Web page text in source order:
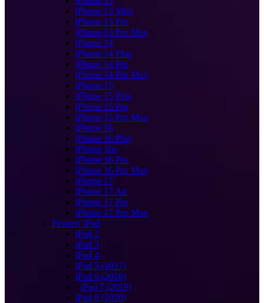
iPhone 13 Mini
iPhone 13 Pro
iPhone 13 Pro Max
iPhone 14
iPhone 14 Plus
iPhone 14 Pro
iPhone 14 Pro Max
iPhone 15
iPhone 15 Plus
iPhone 15 Pro
iPhone 15 Pro Max
iPhone 16
iPhone 16 Plus
iPhone 16e
iPhone 16 Pro
iPhone 16 Pro Max
iPhone 17
iPhone 17 Air
iPhone 17 Pro
iPhone 17 Pro Max
Ремонт iPad
iPad 2
iPad 3
iPad 4
iPad 5 (2017)
iPad 6 (2018)
>iPad 7 (2019)
iPad 8 (2020)